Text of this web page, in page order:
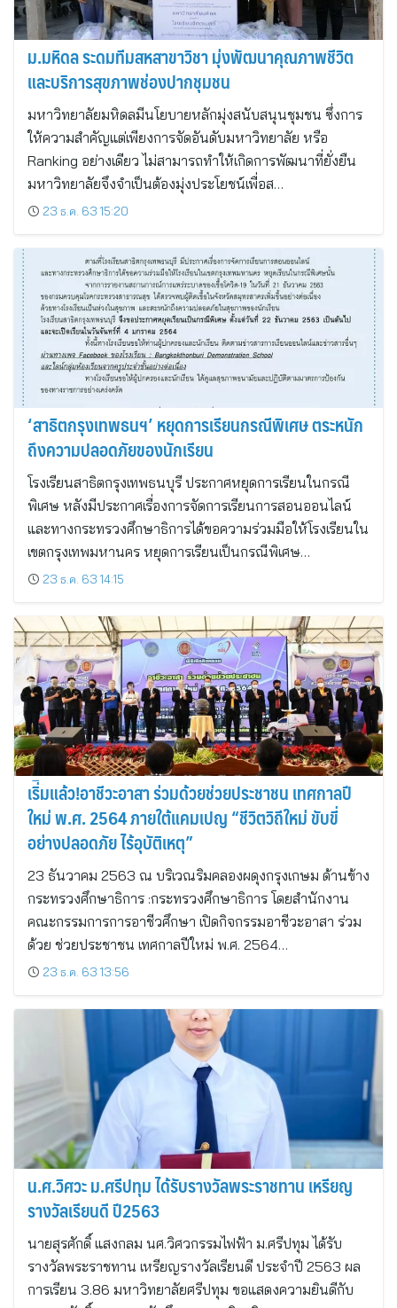
ม.มหิดล ระดมทีมสหสาขาวิชา มุ่งพัฒนาคุณภาพชีวิต
และบริการสุขภาพช่องปากชุมชน
มหาวิทยาลัยมหิดลมีนโยบายหลักมุ่งสนับสนุนชุมชน ซึ่งการ
ให้ความสำคัญแต่เพียงการจัดอันดับมหาวิทยาลัย หรือ
Ranking อย่างเดียว ไม่สามารถทำให้เกิดการพัฒนาที่ยั่งยืน
มหาวิทยาลัยจึงจำเป็นต้องมุ่งประโยชน์เพื่อส…
23 ธ.ค. 63 15:20
‘สาธิตกรุงเทพธนฯ’ หยุดการเรียนกรณีพิเศษ ตระหนัก
ถึงความปลอดภัยของนักเรียน
โรงเรียนสาธิตกรุงเทพธนบุรี ประกาศหยุดการเรียนในกรณี
พิเศษ หลังมีประกาศเรื่องการจัดการเรียนการสอนออนไลน์
และทางกระทรวงศึกษาธิการได้ขอความร่วมมือให้โรงเรียนใน
เขตกรุงเทพมหานคร หยุดการเรียนเป็นกรณีพิเศษ…
23 ธ.ค. 63 14:15
เริ่ิ่มแล้ว!อาชีวะอาสา ร่วมด้วยช่วยประชาชน เทศกาลปี
ใหม่ พ.ศ. 2564 ภายใต้แคมเปญ “ชีวิตวิถีใหม่ ขับขี่
อย่างปลอดภัย ไร้อุบัติเหตุ”
23 ธันวาคม 2563 ณ บริเวณริมคลองผดุงกรุงเกษม ด้านข้าง
กระทรวงศึกษาธิการ :กระทรวงศึกษาธิการ โดยสำนักงาน
คณะกรรมการการอาชีวศึกษา เปิดกิจกรรมอาชีวะอาสา ร่วม
ด้วย ช่วยประชาชน เทศกาลปีใหม่ พ.ศ. 2564…
23 ธ.ค. 63 13:56
น.ศ.วิศวะ ม.ศรีปทุม ได้รับรางวัลพระราชทาน เหรียญ
รางวัลเรียนดี ปี2563
นายสุรศักดิ์ แสงกลม นศ.วิศวกรรมไฟฟ้า ม.ศรีปทุม ได้รับ
รางวัลพระราชทาน เหรียญรางวัลเรียนดี ประจำปี 2563 ผล
การเรียน 3.86 มหาวิทยาลัยศรีปทุม ขอแสดงความยินดีกับ